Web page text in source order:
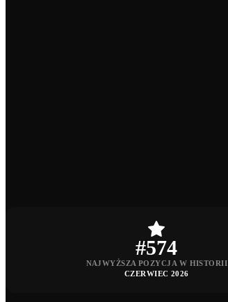
#574
NAJWYŻSZA POZYCJA W HISTORII
CZERWIEC 2026